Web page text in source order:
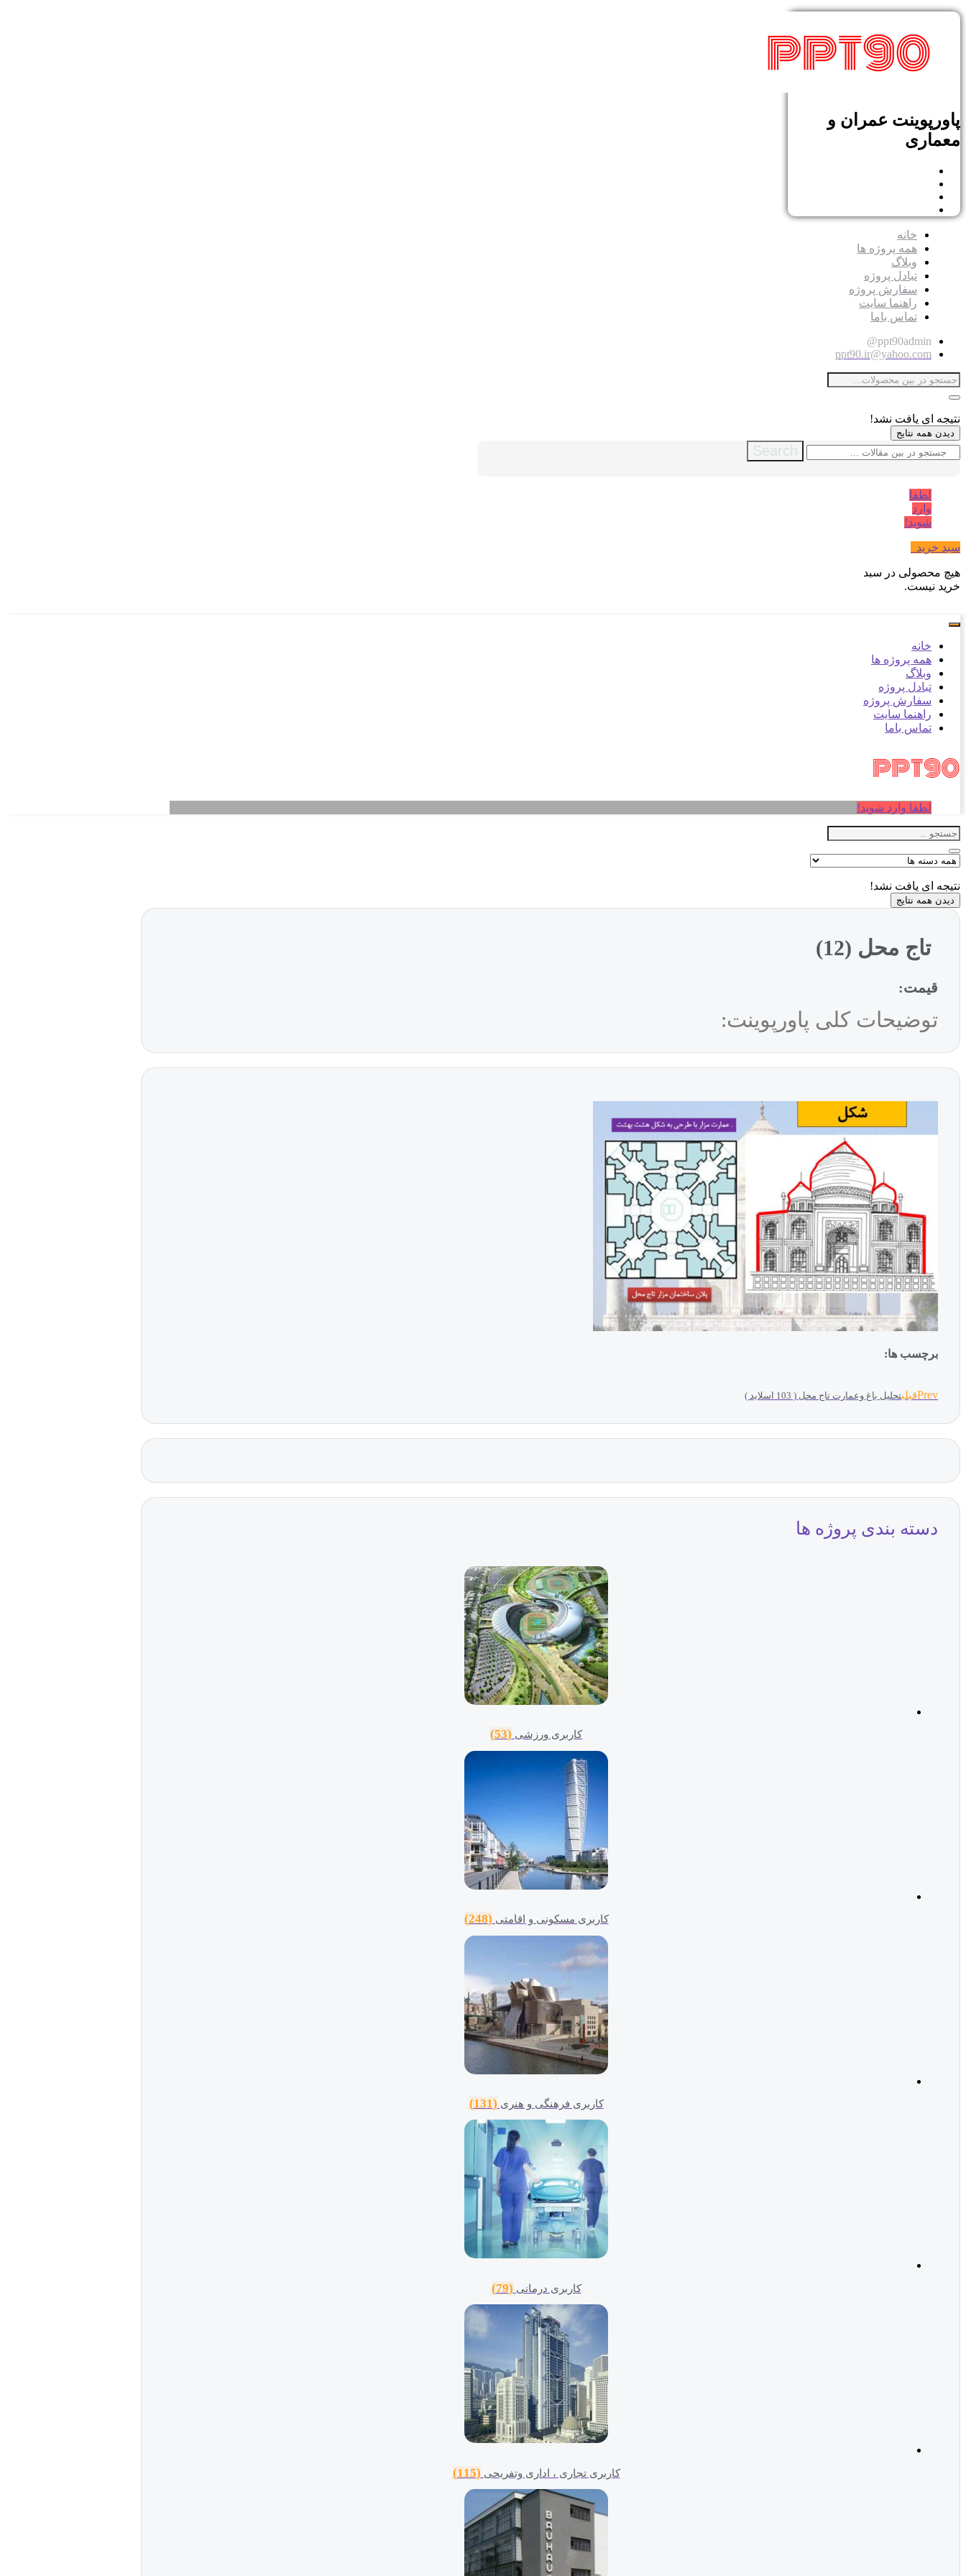
پاورپوینت عمران و
معماری
خانه
همه پروژه ها
وبلاگ
تبادل پروژه
سفارش پروژه
راهنما سایت
تماس باما
ppt90admin@
ppt90.ir@yahoo.com
نتیجه ای یافت نشد!
دیدن همه نتایج
Search
لطفا
وارد
شوید!
سبد خرید
هیچ محصولی در سبد
خرید نیست.
خانه
همه پروژه ها
وبلاگ
تبادل پروژه
سفارش پروژه
راهنما سایت
تماس باما
لطفا وارد شوید!
نتیجه ای یافت نشد!
دیدن همه نتایج
تاج محل (12)
قیمت:
توضیحات کلی پاورپوینت:
برچسب ها:
Prevقبلیتحلیل باغ وعمارت تاج محل ( 103 اسلاید )
دسته بندی پروژه ها
کاربری ورزشی (53)
کاربری مسکونی و اقامتی (248)
کاربری فرهنگی و هنری (131)
کاربری درمانی (79)
کاربری تجاری ، اداری وتفریحی (115)